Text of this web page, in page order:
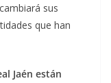
sus
que han
Jaén están